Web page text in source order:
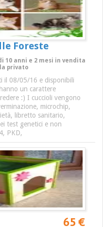
Foreste
10 anni e 2 mesi in vendita
privato
il 08/05/16 e disponibili
un carattere
:) I cuccioli vengono
microchip,
libretto sanitario,
test genetici e non
PKD,
65 €